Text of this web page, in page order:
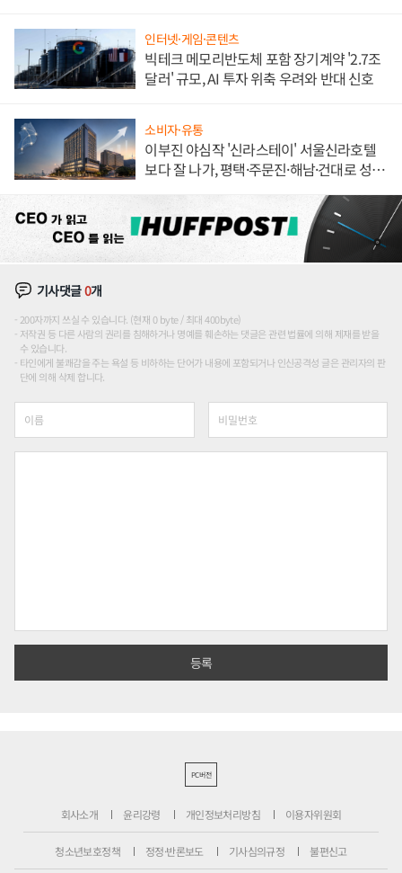
인터넷·게임·콘텐츠
빅테크 메모리반도체 포함 장기계약 '2.7조
달러' 규모, AI 투자 위축 우려와 반대 신호
소비자·유통
이부진 야심작 '신라스테이' 서울신라호텔
보다 잘 나가, 평택·주문진·해남·건대로 성
기사댓글0개
200자까지 쓰실 수 있습니다. (현재 0 byte / 최대 400byte)
저작권 등 다른 사람의 권리를 침해하거나 명예를 훼손하는 댓글은 관련 법률에 의해 제재를 받을
수 있습니다.
타인에게 불쾌감을 주는 욕설 등 비하하는 단어가 내용에 포함되거나 인신공격성 글은 관리자의 판
단에 의해 삭제 합니다.
PC버전
회사소개 윤리강령 개인정보처리방침 이용자위원회
청소년보호정책 정정·반론보도 기사심의규정 불편신고